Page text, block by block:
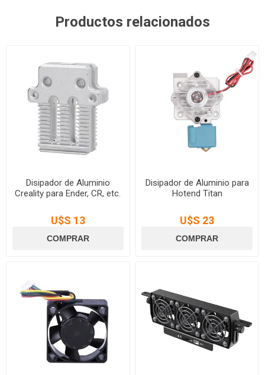
Productos relacionados
Disipador de Aluminio
Creality para Ender, CR, etc.
U$S 13
Disipador de Aluminio para
Hotend Titan
U$S 23